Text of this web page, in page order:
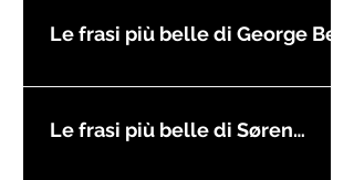
Le frasi più belle di George Best
Le frasi più belle di Søren